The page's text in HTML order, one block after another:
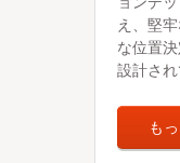
え、堅
な位置
設計され
も